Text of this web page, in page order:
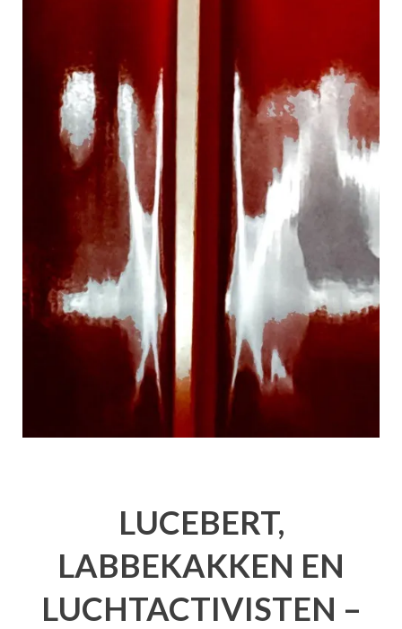
LUCEBERT,
LABBEKAKKEN EN
LUCHTACTIVISTEN –